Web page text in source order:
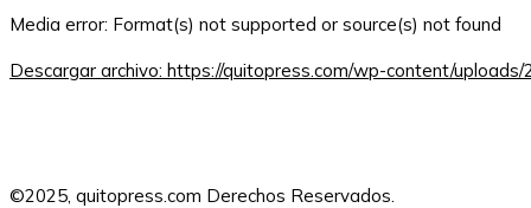
Media error: Format(s) not supported or source(s) not found
Descargar archivo: https://quitopress.com/wp-content/
©2025, quitopress.com Derechos Reservados.